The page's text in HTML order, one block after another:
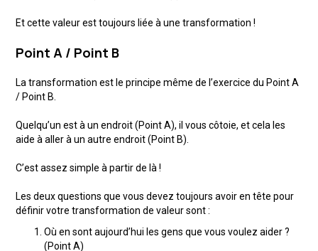
Et cette valeur est toujours liée à une transformation !
Point A / Point B
La transformation est le principe même de l’exercice du Point A
/ Point B.
Quelqu’un est à un endroit (Point A), il vous côtoie, et cela les
aide à aller à un autre endroit (Point B).
C’est assez simple à partir de là !
Les deux questions que vous devez toujours avoir en tête pour
définir votre transformation de valeur sont :
Où en sont aujourd’hui les gens que vous voulez aider ?
(Point A)